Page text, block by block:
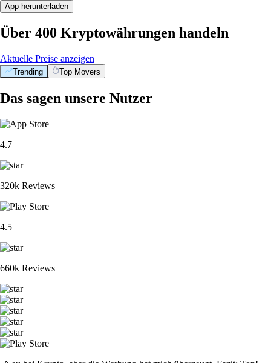
App herunterladen
Über 400 Kryptowährungen handeln
Aktuelle Preise anzeigen
Trending Top Movers
Das sagen unsere Nutzer
4.7
320k Reviews
4.5
660k Reviews